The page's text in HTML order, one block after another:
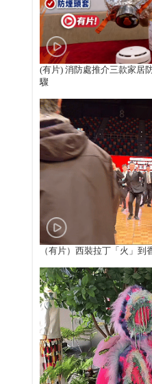
(有片) 消防處推介三款家
驟
（有片）西裝拉丁「火」